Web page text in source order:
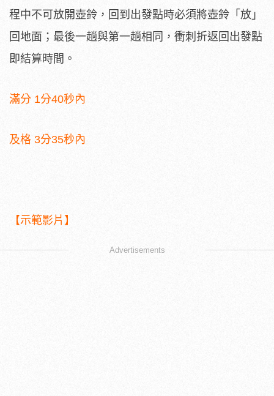
程中不可放開壺鈴，回到出發點時必須將壺鈴「放」
回地面；最後一趟與第一趟相同，衝刺折返回出發點
即結算時間。
滿分 1分40秒內
及格 3分35秒內
【示範影片】
Advertisements